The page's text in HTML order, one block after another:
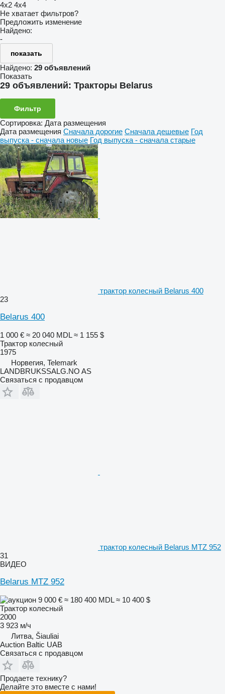
4x2 4x4
Не хватает фильтров?
Предложить изменение
Найдено:
-
показать
Найдено: 29 объявлений
Показать
29 объявлений: Тракторы Belarus
Фильтр
Сортировка: Дата размещения
Дата размещения Сначала дорогие Сначала дешевые Год
выпуска - сначала новые Год выпуска - сначала старые
трактор колесный Belarus 400
23
Belarus 400
1 000 € ≈ 20 040 MDL ≈ 1 155 $
Трактор колесный
1975
Норвегия, Telemark
LANDBRUKSSALG.NO AS
Связаться с продавцом
трактор колесный Belarus MTZ 952
31
ВИДЕО
Belarus MTZ 952
9 000 € ≈ 180 400 MDL ≈ 10 400 $
Трактор колесный
2000
3 923 м/ч
Литва, Šiauliai
Auction Baltic UAB
Связаться с продавцом
Продаете технику?
Делайте это вместе с нами!